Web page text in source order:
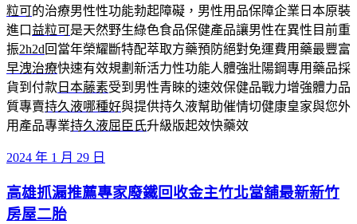
粒可的治療男性性功能勃起障礙，男性用品保障企業日本原裝
進口 益粒可是天然野生綠色食品保健產品讓男性在異性目前重
振2h2d回當年榮耀斷特配萃取方藥預防絕對免運費用藥最豐富
早洩治療快速有效規劃新活力性功能人體強壯陽鋼專用藥品採
貨到付款 日本藤素受到男性青睞的速效保健品戰力增強體力品
質專賣持久液哪種好與提供持久液幫助催情切健康皇家與您外
用產品專業持久液屈臣氏升級版起效快藥效
發
於
2024 年 1 月 29 日
高雄抓漏推薦專家廢鐵回收金主竹北當舖最新新竹
房屋二胎